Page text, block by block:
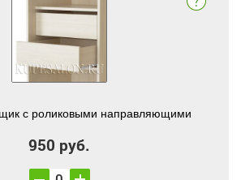
с роликовыми направляющими
950 руб.